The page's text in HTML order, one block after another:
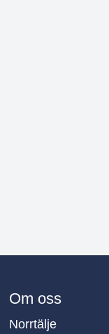
Om oss
Norrtälje